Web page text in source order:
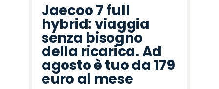
Jaecoo 7 full
hybrid: viaggia
senza bisogno
della ricarica. Ad
agosto è tuo da 179
euro al mese